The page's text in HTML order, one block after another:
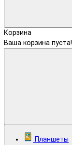
Корзина
Ваша корзина пуста!
Планшеты